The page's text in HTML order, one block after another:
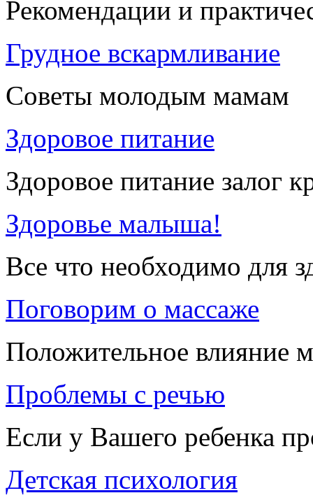
Рекомендации и
Грудное вскармливание
Советы молодым мамам
Здоровое питание
Здоровое питание залог
Здоровье малыша!
Все что необходимо для
Поговорим о массаже
Положительное влияние
Проблемы с речью
Если у Вашего ребенка
Детская психология